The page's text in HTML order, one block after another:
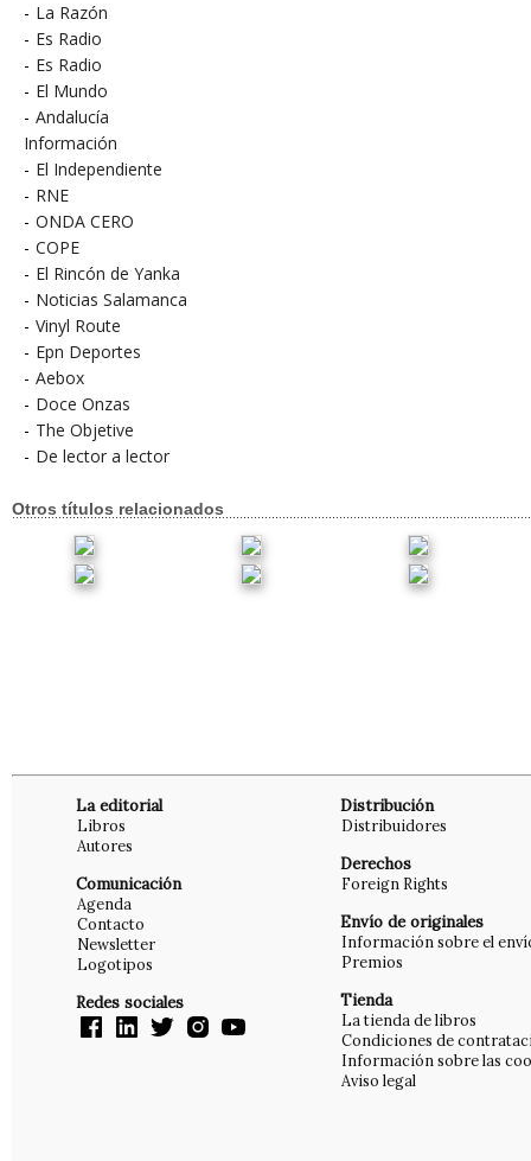
- La Razón
- Es Radio
- Es Radio
- El Mundo
- Andalucía
Información
- El Independiente
- RNE
- ONDA CERO
- COPE
- El Rincón de Yanka
- Noticias Salamanca
- Vinyl Route
- Epn Deportes
- Aebox
- Doce Onzas
- The Objetive
- De lector a lector
Otros títulos relacionados
La editorial
Libros
Autores
Comunicación
Agenda
Contacto
Newsletter
Logotipos
Redes sociales
Distribución
Distribuidores
Derechos
Foreign Rights
Envío de originales
Información sobre el
Premios
Tienda
La tienda de libros
Condiciones de
Información sobre las
Aviso legal